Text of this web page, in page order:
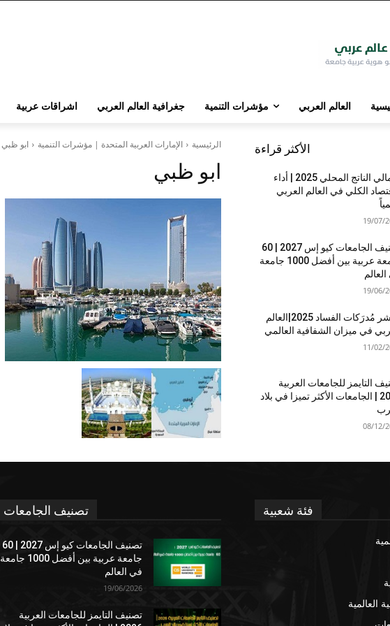
العالم العربي مؤشرات التنمية جغرافية العالم العربي اشراقات عربية
الرئيسية الإمارات العربية المتحدة | مؤشرات التنمية ابو ظبي
ابو ظبي
الأكثر قراءة
إجمالي الناتج المحلي 2025 | أداء
الكلي في العالم العربي
19/07/
تصنيف الجامعات كيو إس 2027 | 60
جامعة عربية بين أفضل 1000 جامعة
19/06/
مؤشر مُدرَكات الفساد 2025|العالم
في ميزان الشفافية العالمي
11/02/
التايمز للجامعات العربية
2026 | الجامعات الأكثر تميزا في بلاد
08/12/
تصنيف الجامعات
تصنيف الجامعات كيو إس 2027 | 60
جامعة عربية بين أفضل 1000 جامعة
في العالم
19/06/2026
تصنيف التايمز للجامعات العربية
فئة شعبية
العالمية